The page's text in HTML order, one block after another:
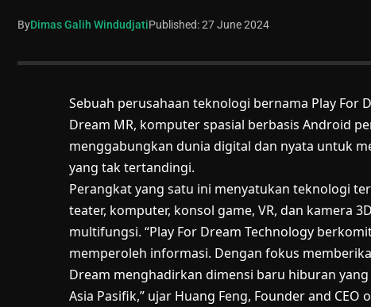
ByDimas Galih WindudjatiPublished: 27 June 2024
Sebuah perusahaan teknologi bernama Play For
Dream MR, komputer spasial berbasis Android
menggabungkan dunia digital dan nyata untuk
yang tak tertandingi.
Perangkat yang satu ini menyatukan teknologi
teater, komputer, konsol game, VR, dan kamera
multifungsi. “Play For Dream Technology
memperoleh informasi. Dengan fokus
Dream menghadirkan dimensi baru hiburan
Asia Pasifik,” ujar Huang Feng, Founder and CEO